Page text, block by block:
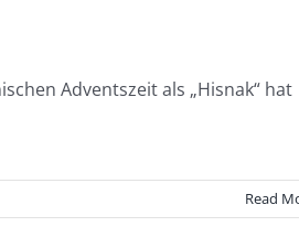
Adventszeit als „Hisnak“ hat
Read